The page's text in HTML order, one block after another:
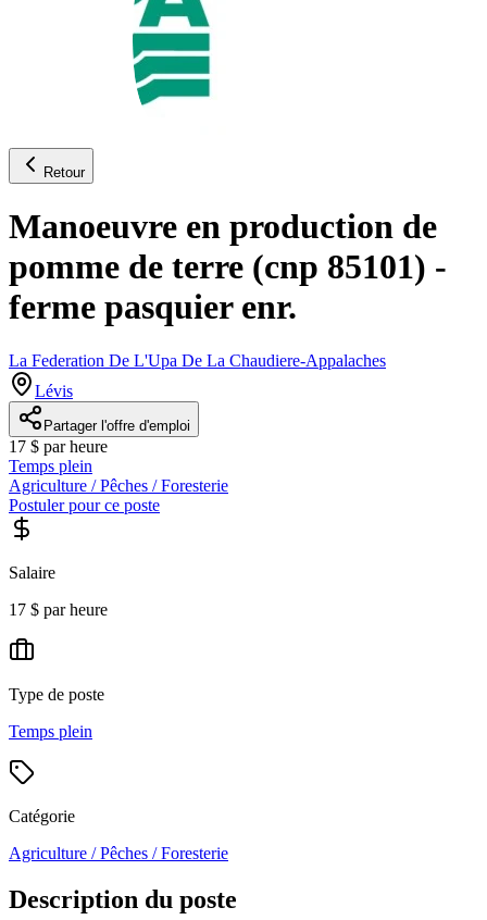
Retour
Manoeuvre en production de
pomme de terre (cnp 85101) -
ferme pasquier enr.
La Federation De L'Upa De La Chaudiere-Appalaches
Lévis
Partager l'offre d'emploi
17 $ par heure
Temps plein
Agriculture / Pêches / Foresterie
Postuler pour ce poste
Salaire
17 $ par heure
Type de poste
Temps plein
Catégorie
Agriculture / Pêches / Foresterie
Description du poste